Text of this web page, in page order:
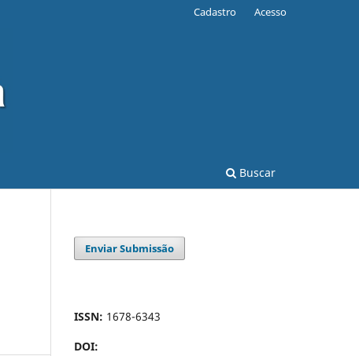
Buscar
Cadastro Acesso
Enviar Submissão
ISSN: 1678-6343
DOI: